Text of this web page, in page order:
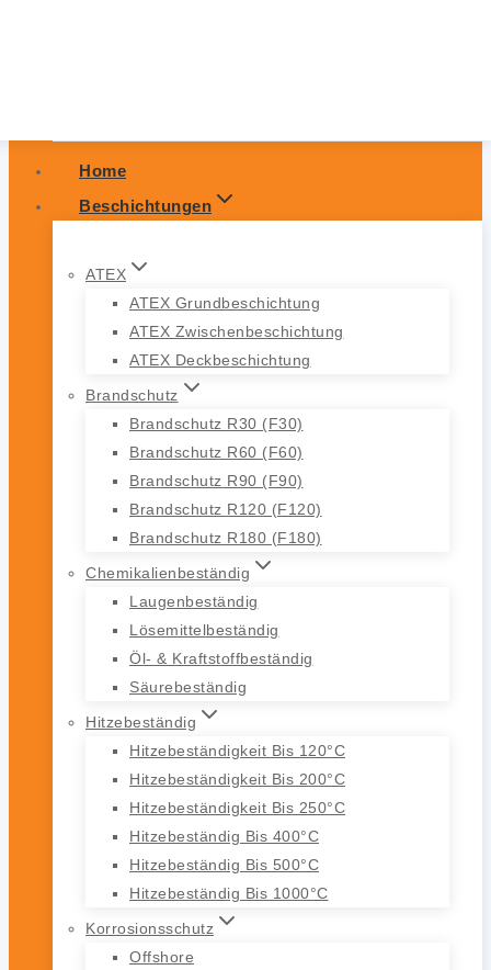
Home
Beschichtungen
ATEX
ATEX Grundbeschichtung
ATEX Zwischenbeschichtung
ATEX Deckbeschichtung
Brandschutz
Brandschutz R30 (F30)
Brandschutz R60 (F60)
Brandschutz R90 (F90)
Brandschutz R120 (F120)
Brandschutz R180 (F180)
Chemikalienbeständig
Laugenbeständig
Lösemittelbeständig
Öl- & Kraftstoffbeständig
Säurebeständig
Hitzebeständig
Hitzebeständigkeit Bis 120°C
Hitzebeständigkeit Bis 200°C
Hitzebeständigkeit Bis 250°C
Hitzebeständig Bis 400°C
Hitzebeständig Bis 500°C
Hitzebeständig Bis 1000°C
Korrosionsschutz
Offshore